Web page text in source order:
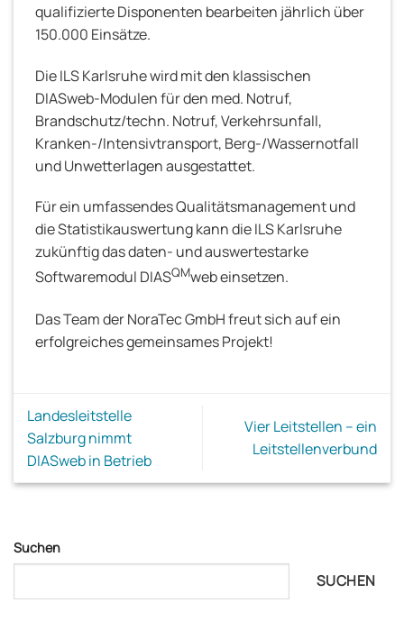
qualifizierte Disponenten bearbeiten jährlich über
150.000 Einsätze.
Die ILS Karlsruhe wird mit den klassischen
DIASweb-Modulen für den med. Notruf,
Brandschutz/techn. Notruf, Verkehrsunfall,
Kranken-/Intensivtransport, Berg-/Wassernotfall
und Unwetterlagen ausgestattet.
Für ein umfassendes Qualitätsmanagement und
die Statistikauswertung kann die ILS Karlsruhe
zukünftig das daten- und auswertestarke
Softwaremodul DIASQMweb einsetzen.
Das Team der NoraTec GmbH freut sich auf ein
erfolgreiches gemeinsames Projekt!
Landesleitstelle
Salzburg nimmt
DIASweb in Betrieb
Vier Leitstellen – ein
Leitstellenverbund
Suchen
SUCHEN